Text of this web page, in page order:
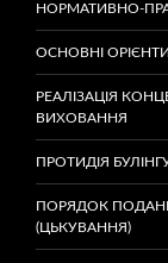
НОРМАТИВНО-
ОСНОВНІ
РЕАЛІЗАЦІЯ
ВИХОВАННЯ
ПРОТИДІЯ
ПОРЯДОК
(ЦЬКУВАННЯ)